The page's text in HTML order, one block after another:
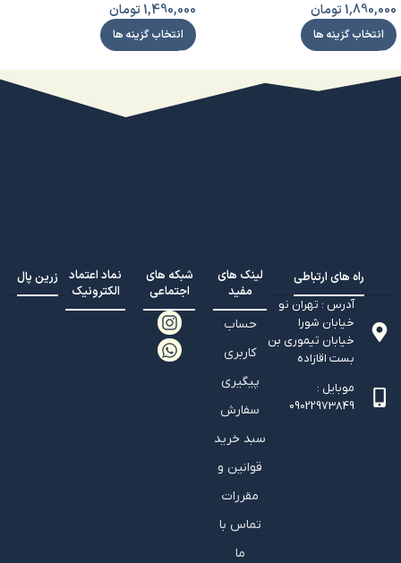
1,890,000تومان
انتخاب گزینه ها
1,490,000تومان
انتخاب گزینه ها
راه های ارتباطی
آدرس : تهران نو
خیابان شورا
خیابان تيموري بن
بست اقازاده
موبایل :
09022973849
لینک های
مفید
حساب
کاربری
پیگیری
سفارش
سبد خرید
قوانین و
مقررات
تماس با
ما
شبکه های
اجتماعی
نماد اعتماد
الکترونیک
زرین پال